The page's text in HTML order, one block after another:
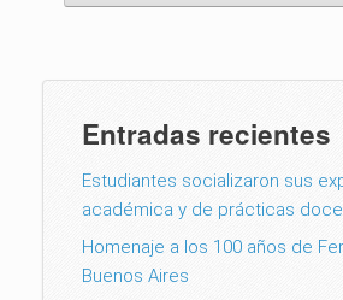
Entradas recientes
Estudiantes socializaron sus
académica y de prácticas
Homenaje a los 100 años de
Buenos Aires